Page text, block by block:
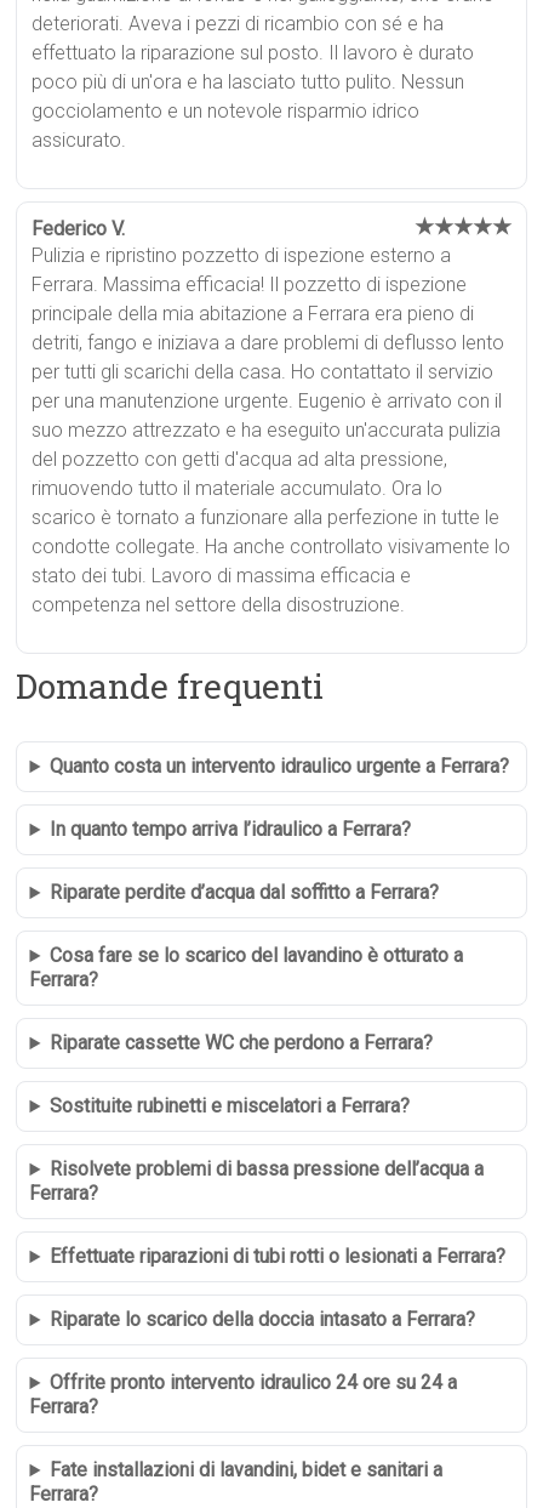
deteriorati. Aveva i pezzi di ricambio con sé e ha
effettuato la riparazione sul posto. Il lavoro è durato
poco più di un'ora e ha lasciato tutto pulito. Nessun
gocciolamento e un notevole risparmio idrico
assicurato.
Federico V. ★★★★★
Pulizia e ripristino pozzetto di ispezione esterno a
Ferrara. Massima efficacia! Il pozzetto di ispezione
principale della mia abitazione a Ferrara era pieno di
detriti, fango e iniziava a dare problemi di deflusso lento
per tutti gli scarichi della casa. Ho contattato il servizio
per una manutenzione urgente. Eugenio è arrivato con il
suo mezzo attrezzato e ha eseguito un'accurata pulizia
del pozzetto con getti d'acqua ad alta pressione,
rimuovendo tutto il materiale accumulato. Ora lo
scarico è tornato a funzionare alla perfezione in tutte le
condotte collegate. Ha anche controllato visivamente lo
stato dei tubi. Lavoro di massima efficacia e
competenza nel settore della disostruzione.
Domande frequenti
Quanto costa un intervento idraulico urgente a Ferrara?
In quanto tempo arriva l’idraulico a Ferrara?
Riparate perdite d’acqua dal soffitto a Ferrara?
Cosa fare se lo scarico del lavandino è otturato a
Ferrara?
Riparate cassette WC che perdono a Ferrara?
Sostituite rubinetti e miscelatori a Ferrara?
Risolvete problemi di bassa pressione dell’acqua a
Ferrara?
Effettuate riparazioni di tubi rotti o lesionati a Ferrara?
Riparate lo scarico della doccia intasato a Ferrara?
Offrite pronto intervento idraulico 24 ore su 24 a
Ferrara?
Fate installazioni di lavandini, bidet e sanitari a
Ferrara?